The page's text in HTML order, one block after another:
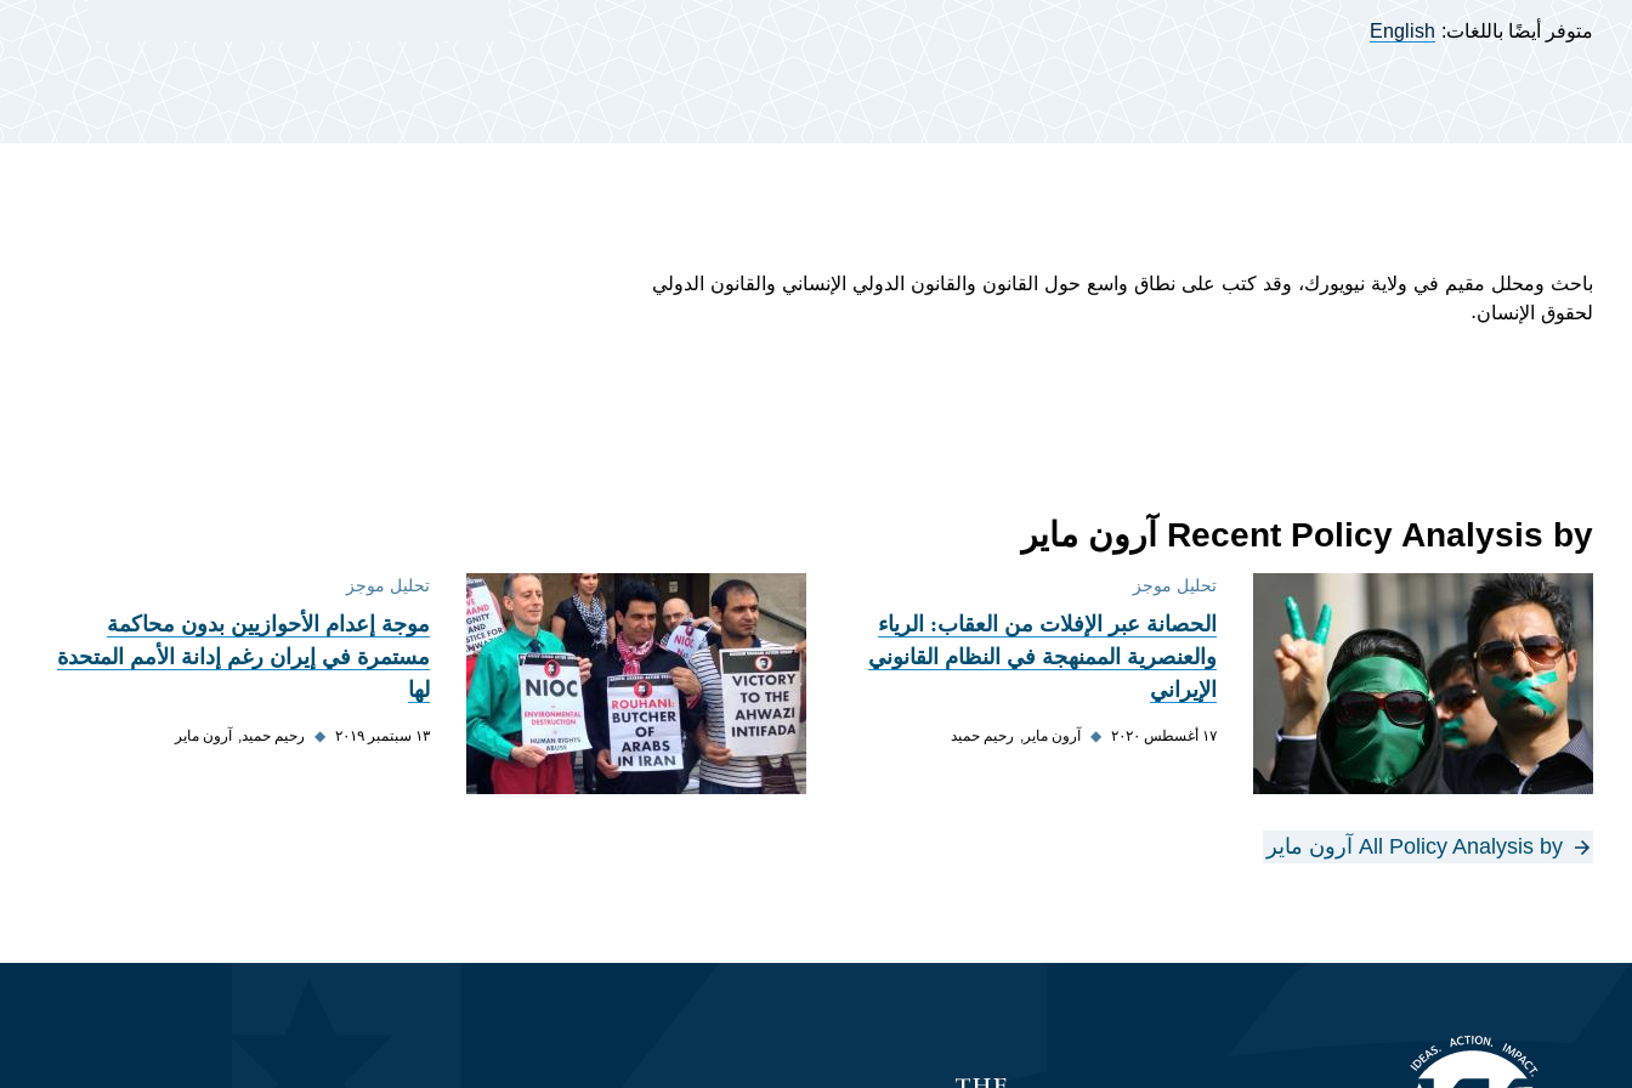
متوفر أيضًا باللغات: English
باحث ومحلل مقيم في ولاية نيويورك، وقد كتب على نطاق واسع حول القانون والقانون الدولي الإنساني والقانون الدولي
لحقوق الإنسان.
Recent Policy Analysis by آرون ماير
تحليل موجز
الحصانة عبر الإفلات من العقاب: الرياء
والعنصرية الممنهجة في النظام القانوني
الإيراني
١٧ أغسطس ٢٠٢٠ ◆ آرون ماير رحيم حميد
تحليل موجز
موجة إعدام الأحوازيين بدون محاكمة
مستمرة في إيران رغم إدانة الأمم المتحدة
لها
١٣ سبتمبر ٢٠١٩ ◆ رحيم حميد آرون ماير
All Policy Analysis by آرون ماير